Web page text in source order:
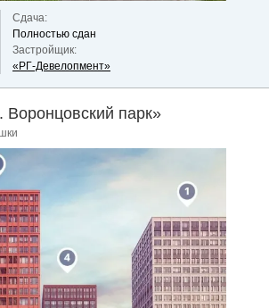
Сдача:
Полностью сдан
Застройщик:
«РГ-Девелопмент»
Воронцовский парк»